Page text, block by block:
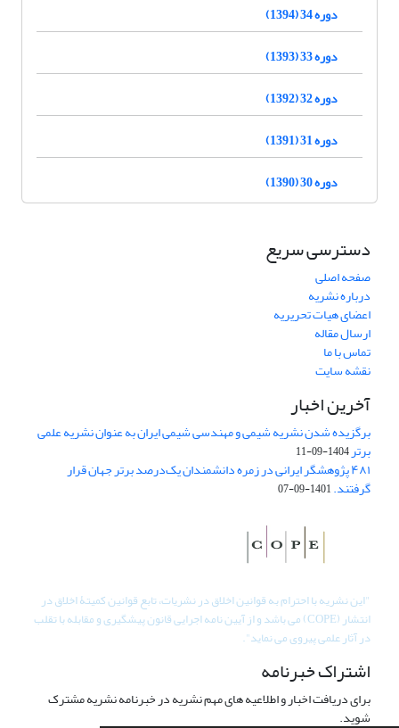
دوره 34 (1394)
دوره 33 (1393)
دوره 32 (1392)
دوره 31 (1391)
دوره 30 (1390)
دسترسی سریع
صفحه اصلی
درباره نشریه
اعضای هیات تحریریه
ارسال مقاله
تماس با ما
نقشه سایت
آخرین اخبار
برگزیده شدن نشریه شیمی و مهندسی شیمی ایران به عنوان نشریه علمی
برتر1404-09-11
۴۸۱ پژوهشگر ایرانی در زمره دانشمندان یک‌درصد برتر جهان قرار
گرفتند.1401-09-07
"این نشریه با احترام به قوانین اخلاق در نشریات، تابع قوانین کمیتۀ اخلاق در
انتشار (COPE) می باشد و از آیین نامه اجرایی قانون پیشگیری و مقابله با تقلب
در آثار علمی پیروی می نماید".
اشتراک خبرنامه
برای دریافت اخبار و اطلاعیه های مهم نشریه در خبرنامه نشریه مشترک
شوید.